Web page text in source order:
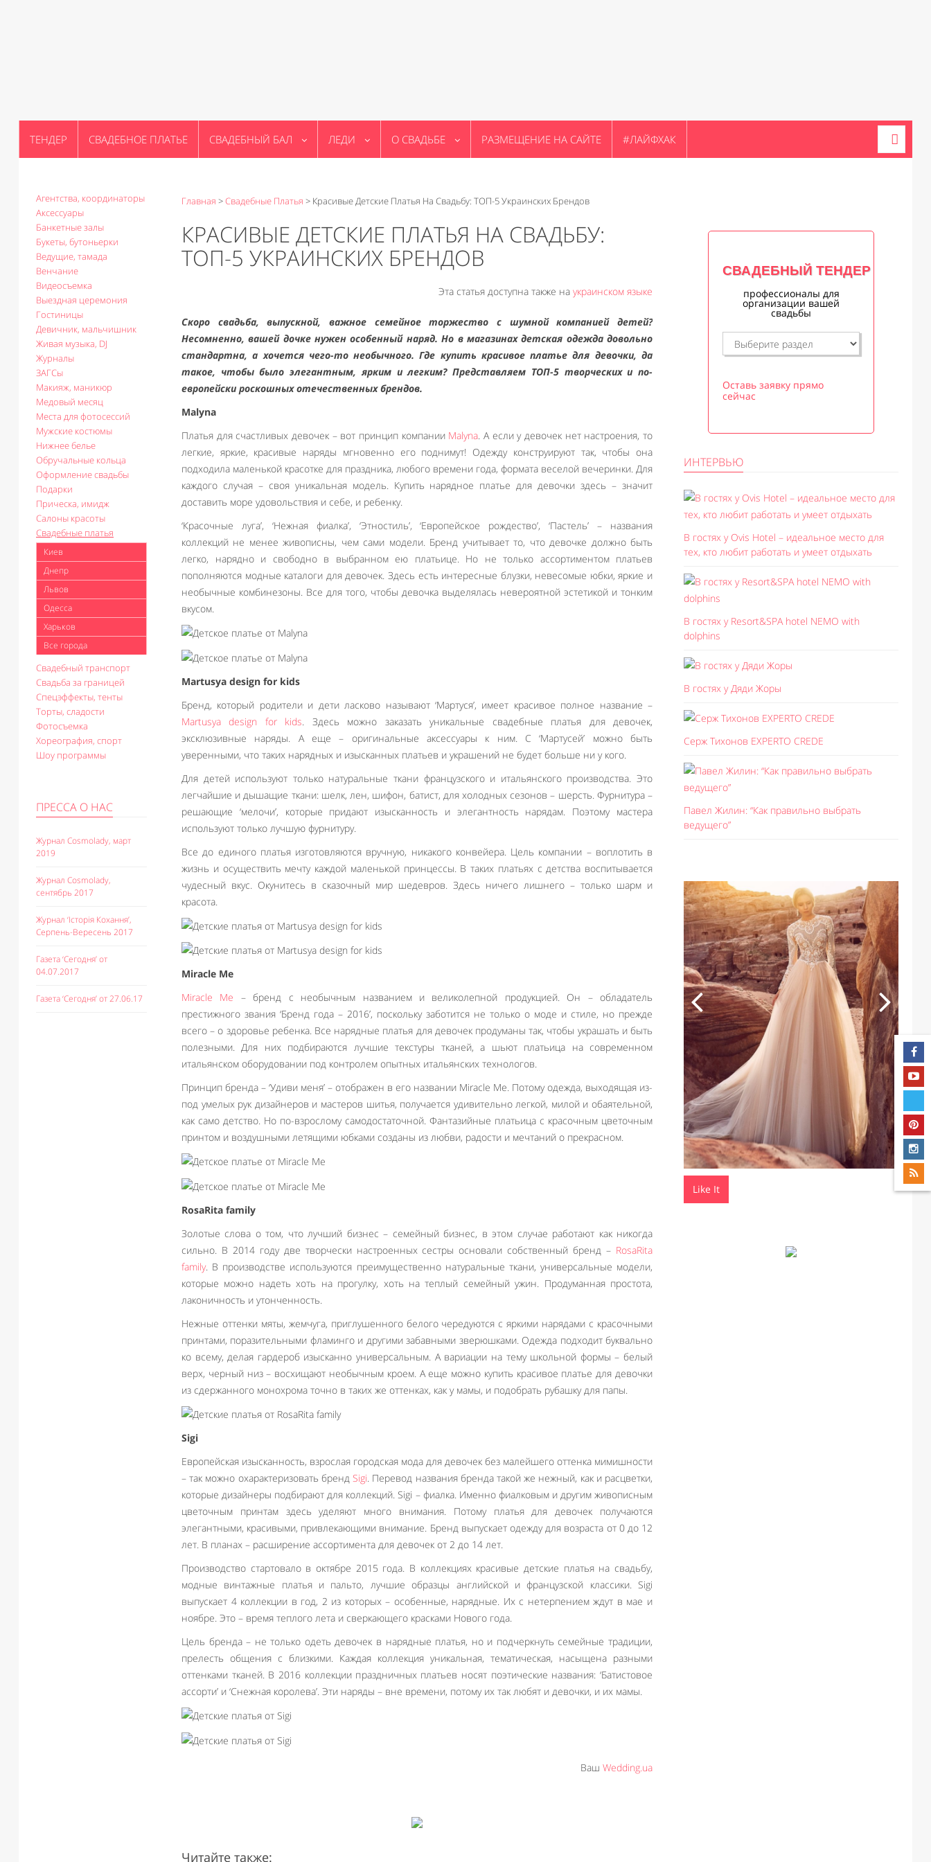
ТЕНДЕР СВАДЕБНОЕ ПЛАТЬЕ СВАДЕБНЫЙ БАЛ ЛЕДИ О СВАДЬБЕ РАЗМЕЩЕНИЕ НА САЙТЕ #ЛАЙФХАК
Агентства, координаторы
Аксессуары
Банкетные залы
Букеты, бутоньерки
Ведущие, тамада
Венчание
Видеосъемка
Выездная церемония
Гостиницы
Девичник, мальчишник
Живая музыка, DJ
Журналы
ЗАГСы
Макияж, маникюр
Медовый месяц
Места для фотосессий
Мужские костюмы
Нижнее белье
Обручальные кольца
Оформление свадьбы
Подарки
Прическа, имидж
Салоны красоты
Свадебные платья
Киев
Днепр
Львов
Одесса
Харьков
Все города
Свадебный транспорт
Свадьба за границей
Спецэффекты, тенты
Торты, сладости
Фотосъемка
Хореография, спорт
Шоу программы
ПРЕССА О НАС
Журнал Cosmolady, март
2019
Журнал Cosmolady,
сентябрь 2017
Журнал ‘Історія Кохання’,
Серпень-Вересень 2017
Газета ‘Сегодня’ от
04.07.2017
Газета ‘Сегодня’ от 27.06.17
Главная >Свадебные Платья > Красивые Детские Платья На Свадьбу: ТОП-5 Украинских Брендов
КРАСИВЫЕ ДЕТСКИЕ ПЛАТЬЯ НА СВАДЬБУ:
ТОП-5 УКРАИНСКИХ БРЕНДОВ
Эта статья доступна также на украинском языке
Скоро свадьба, выпускной, важное семейное торжество с шумной компанией детей?
Несомненно, вашей дочке нужен особенный наряд. Но в магазинах детская одежда довольно
стандартна, а хочется чего-то необычного. Где купить красивое платье для девочки, да
такое, чтобы было элегантным, ярким и легким? Представляем ТОП-5 творческих и по-
европейски роскошных отечественных брендов.
Malyna
Платья для счастливых девочек – вот принцип компании Malyna. А если у девочек нет настроения, то
легкие, яркие, красивые наряды мгновенно его поднимут! Одежду конструируют так, чтобы она
подходила маленькой красотке для праздника, любого времени года, формата веселой вечеринки. Для
каждого случая – своя уникальная модель. Купить нарядное платье для девочки здесь – значит
доставить море удовольствия и себе, и ребенку.
‘Красочные луга’, ‘Нежная фиалка’, ‘Этностиль’, ‘Европейское рождество’, ‘Пастель’ – названия
коллекций не менее живописны, чем сами модели. Бренд учитывает то, что девочке должно быть
легко, нарядно и свободно в выбранном ею платьице. Но не только ассортиментом платьев
пополняются модные каталоги для девочек. Здесь есть интересные блузки, невесомые юбки, яркие и
необычные комбинезоны. Все для того, чтобы девочка выделялась невероятной эстетикой и тонким
вкусом.
Martusya design for kids
Бренд, который родители и дети ласково называют ‘Мартуся’, имеет красивое полное название –
Martusya design for kids . Здесь можно заказать уникальные свадебные платья для девочек,
эксклюзивные наряды. А еще – оригинальные аксессуары к ним. С ‘Мартусей’ можно быть
уверенными, что таких нарядных и изысканных платьев и украшений не будет больше ни у кого.
Для детей используют только натуральные ткани французского и итальянского производства. Это
легчайшие и дышащие ткани: шелк, лен, шифон, батист, для холодных сезонов – шерсть. Фурнитура –
решающие ‘мелочи’, которые придают изысканность и элегантность нарядам. Поэтому мастера
используют только лучшую фурнитуру.
Все до единого платья изготовляются вручную, никакого конвейера. Цель компании – воплотить в
жизнь и осуществить мечту каждой маленькой принцессы. В таких платьях с детства воспитывается
чудесный вкус. Окунитесь в сказочный мир шедевров. Здесь ничего лишнего – только шарм и
красота.
Miracle Me
Miracle Me – бренд с необычным названием и великолепной продукцией. Он – обладатель
престижного звания ‘Бренд года – 2016’, поскольку заботится не только о моде и стиле, но прежде
всего – о здоровье ребенка. Все нарядные платья для девочек продуманы так, чтобы украшать и быть
полезными. Для них подбираются лучшие текстуры тканей, а шьют платьица на современном
итальянском оборудовании под контролем опытных итальянских технологов.
Принцип бренда – ‘Удиви меня’ – отображен в его названии Miracle Me. Потому одежда, выходящая из-
под умелых рук дизайнеров и мастеров шитья, получается удивительно легкой, милой и обаятельной,
как само детство. Но по-взрослому самодостаточной. Фантазийные платьица с красочным цветочным
принтом и воздушными летящими юбками созданы из любви, радости и мечтаний о прекрасном.
RosaRita family
Золотые слова о том, что лучший бизнес – семейный бизнес, в этом случае работают как никогда
сильно. В 2014 году две творчески настроенных сестры основали собственный бренд – RosaRita
family. В производстве используются преимущественно натуральные ткани, универсальные модели,
которые можно надеть хоть на прогулку, хоть на теплый семейный ужин. Продуманная простота,
лаконичность и утонченность.
Нежные оттенки мяты, жемчуга, приглушенного белого чередуются с яркими нарядами с красочными
принтами, поразительными фламинго и другими забавными зверюшками. Одежда подходит буквально
ко всему, делая гардероб изысканно универсальным. А вариации на тему школьной формы – белый
верх, черный низ – восхищают необычным кроем. А еще можно купить красивое платье для девочки
из сдержанного монохрома точно в таких же оттенках, как у мамы, и подобрать рубашку для папы.
Sigi
Европейская изысканность, взрослая городская мода для девочек без малейшего оттенка мимишности
– так можно охарактеризовать брендSigi. Перевод названия бренда такой же нежный, как и расцветки,
которые дизайнеры подбирают для коллекций. Sigi – фиалка. Именно фиалковым и другим живописным
цветочным принтам здесь уделяют много внимания. Потому платья для девочек получаются
элегантными, красивыми, привлекающими внимание. Бренд выпускает одежду для возраста от 0 до 12
лет. В планах – расширение ассортимента для девочек от 2 до 14 лет.
Производство стартовало в октябре 2015 года. В коллекциях красивые детские платья на свадьбу,
модные винтажные платья и пальто, лучшие образцы английской и французской классики. Sigi
выпускает 4 коллекции в год, 2 из которых – особенные, нарядные. Их с нетерпением ждут в мае и
ноябре. Это – время теплого лета и сверкающего красками Нового года.
Цель бренда – не только одеть девочек в нарядные платья, но и подчеркнуть семейные традиции,
прелесть общения с близкими. Каждая коллекция уникальная, тематическая, насыщена разными
оттенками тканей. В 2016 коллекции праздничных платьев носят поэтические названия: ‘Батистовое
ассорти’ и ‘Снежная королева’. Эти наряды – вне времени, потому их так любят и девочки, и их мамы.
Ваш Wedding.ua
Читайте также:
СВАДЕБНЫЙ ТЕНДЕР
профессионалы для
организации вашей
свадьбы
Оставь заявку прямо
сейчас
ИНТЕРВЬЮ
В гостях у Ovis Hotel – идеальное место для
тех, кто любит работать и умеет отдыхать
В гостях у Resort&SPA hotel NEMO with
dolphins
В гостях у Дяди Жоры
Серж Тихонов EXPERTO CREDE
Павел Жилин: “Как правильно выбрать
ведущего”
Like It